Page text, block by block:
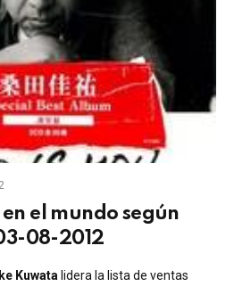
el mundo según
08-2012
Kuwata lidera la lista de ventas